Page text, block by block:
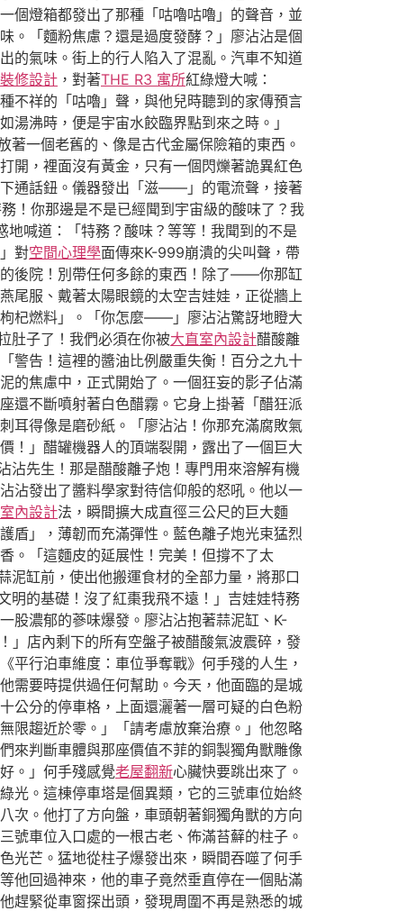
個燈箱都發出了那種「咕嚕咕嚕」的聲音，並
。「麵粉焦慮？還是過度發酵？」廖沾沾是個
的氣味。街上的行人陷入了混亂。汽車不知道
修設計 ，對著THE R3 寓所紅綠燈大喊：
不祥的「咕嚕」聲，與他兒時聽到的家傳預言
沸時，便是宇宙水餃臨界點到來之時。」
著一個老舊的、像是古代金屬保險箱的東西。
開，裡面沒有黃金，只有一個閃爍著詭異紅色
通話鈕。儀器發出「滋——」的電流聲，接著
！你那邊是不是已經聞到宇宙級的酸味了？我
喊道：「特務？酸味？等等！我聞到的不是
對空間心理學面傳來K-999崩潰的尖叫聲，帶
後院！別帶任何多餘的東西！除了——你那缸
尾服、戴著太陽眼鏡的太空吉娃娃，正從牆上
杞燃料」。「你怎麼——」廖沾沾驚訝地瞪大
肚子了！我們必須在你被大直室內設計醋酸離
警告！這裡的醬油比例嚴重失衡！百分之九十
的焦慮中，正式開始了。一個狂妄的影子佔滿
還不斷噴射著白色醋霧。它身上掛著「醋狂派
耳得像是磨砂紙。「廖沾沾！你那充滿腐敗氣
！」醋罐機器人的頂端裂開，露出了一個巨大
沾先生！那是醋酸離子炮！專門用來溶解有機
沾發出了醬料學家對待信仰般的怒吼。他以一
內設計法，瞬間擴大成直徑三公尺的巨大麵
盾」，薄韌而充滿彈性。藍色離子炮光束猛烈
。「這麵皮的延展性！完美！但撐不了太
缸前，使出他搬運食材的全部力量，將那口
明的基礎！沒了紅棗我飛不遠！」吉娃娃特務
股濃郁的蔘味爆發。廖沾沾抱著蒜泥缸、K-
」店內剩下的所有空盤子被醋酸氣波震碎，發
平行泊車維度：車位爭奪戰》何手殘的人生，
需要時提供過任何幫助。今天，他面臨的是城
公分的停車格，上面還灑著一層可疑的白色粉
限趨近於零。」「請考慮放棄治療。」他忽略
來判斷車體與那座價值不菲的銅製獨角獸雕像
。」何手殘感覺老屋翻新心臟快要跳出來了。
光。這棟停車塔是個異類，它的三號車位始終
次。他打了方向盤，車頭朝著銅獨角獸的方向
號車位入口處的一根古老、佈滿苔蘚的柱子。
光芒。猛地從柱子爆發出來，瞬間吞噬了何手
他回過神來，他的車子竟然垂直停在一個貼滿
趕緊從車窗探出頭，發現周圍不再是熟悉的城